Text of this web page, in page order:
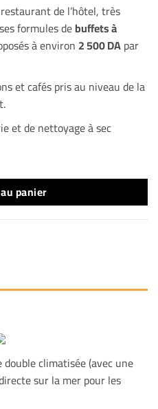
de l’hôtel, très
formules debuffets à
à environ2 500 DApar
et cafés pris au niveau de la
et de nettoyage à sec
panier
double climatisée (avec une
sur la mer pour les